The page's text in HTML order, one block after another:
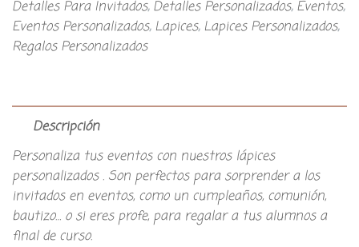
Detalles Para Invitados, Detalles Personalizados, Eventos,
Eventos Personalizados, Lapices, Lapices Personalizados,
Regalos Personalizados
Descripción
Personaliza tus eventos con nuestros lápices
personalizados . Son perfectos para sorprender a los
invitados en eventos, como un cumpleaños, comunión,
bautizo… o si eres profe, para regalar a tus alumnos a
final de curso.